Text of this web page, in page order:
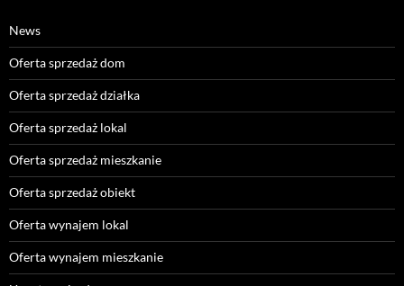
News
Oferta sprzedaż dom
Oferta sprzedaż działka
Oferta sprzedaż lokal
Oferta sprzedaż mieszkanie
Oferta sprzedaż obiekt
Oferta wynajem lokal
Oferta wynajem mieszkanie